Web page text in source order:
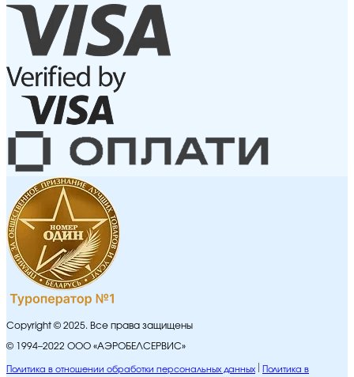
Copyright © 2025. Все права защищены
© 1994–2022 ООО «АЭРОБЕЛСЕРВИС»
Политика в отношении обработки персональных данных
Политика в